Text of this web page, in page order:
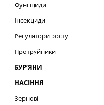
Фунгіциди
Інсекциди
Регулятори росту
Протруйники
БУР’ЯНИ
НАСІННЯ
Зернові